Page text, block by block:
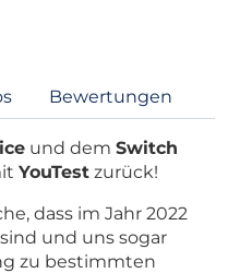
Bewertungen
und dem Switch
YouTest zurück!
dass im Jahr 2022
und uns sogar
zu bestimmten